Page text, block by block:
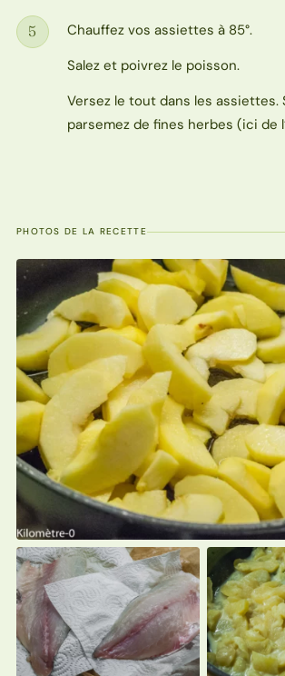
Étape
5
Chauffez vos assiettes à 85°.
Salez et poivrez le poisson.
Versez le tout dans les assiettes.
parsemez de fines herbes (ici de
PHOTOS DE LA RECETTE